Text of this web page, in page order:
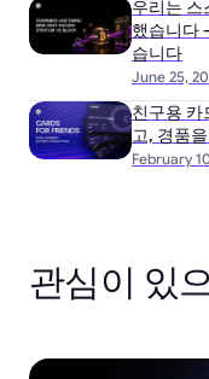
June 25,
우리는 스
했습니다
습니다
February
친구용 카
고, 경품
관심이 있